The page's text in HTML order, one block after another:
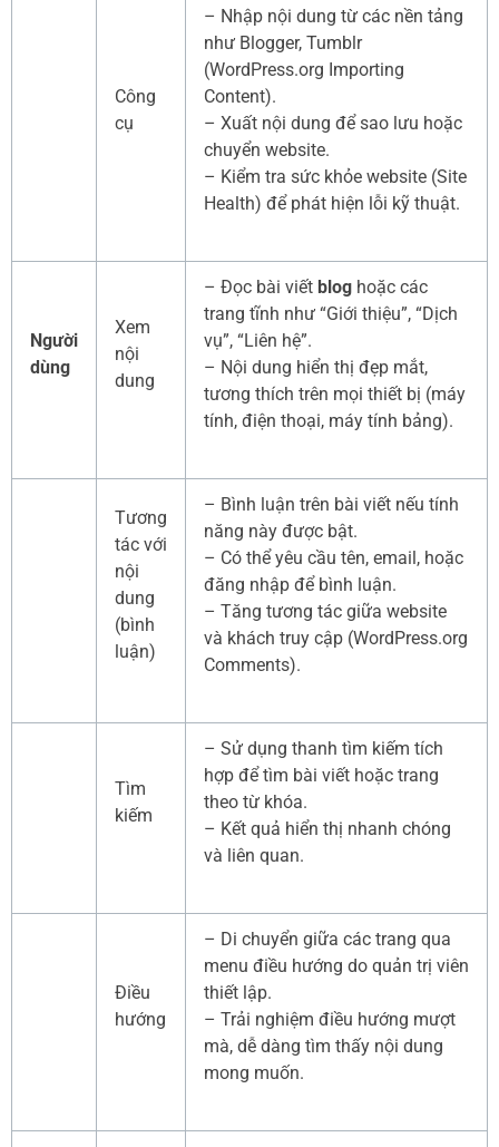
Công
cụ
– Nhập nội dung từ các nền tảng
như Blogger, Tumblr
(WordPress.org Importing
Content).
– Xuất nội dung để sao lưu hoặc
chuyển website.
– Kiểm tra sức khỏe website (Site
Health) để phát hiện lỗi kỹ thuật.
Người
dùng
Xem
nội
dung
– Đọc bài viết blog hoặc các
trang tĩnh như “Giới thiệu”, “Dịch
vụ”, “Liên hệ”.
– Nội dung hiển thị đẹp mắt,
tương thích trên mọi thiết bị (máy
tính, điện thoại, máy tính bảng).
Tương
tác với
nội
dung
(bình
luận)
– Bình luận trên bài viết nếu tính
năng này được bật.
– Có thể yêu cầu tên, email, hoặc
đăng nhập để bình luận.
– Tăng tương tác giữa website
và khách truy cập (WordPress.org
Comments).
Tìm
kiếm
– Sử dụng thanh tìm kiếm tích
hợp để tìm bài viết hoặc trang
theo từ khóa.
– Kết quả hiển thị nhanh chóng
và liên quan.
Điều
hướng
– Di chuyển giữa các trang qua
menu điều hướng do quản trị viên
thiết lập.
– Trải nghiệm điều hướng mượt
mà, dễ dàng tìm thấy nội dung
mong muốn.